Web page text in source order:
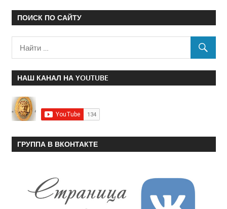
ПОИСК ПО САЙТУ
НАШ КАНАЛ НА YOUTUBE
ГРУППА В ВКОНТАКТЕ